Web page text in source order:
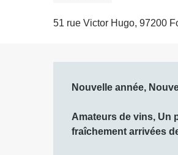
51 rue Victor Hugo, 97200
Nouvelle année,
Amateurs de vins, Un
fraîchement arrivées